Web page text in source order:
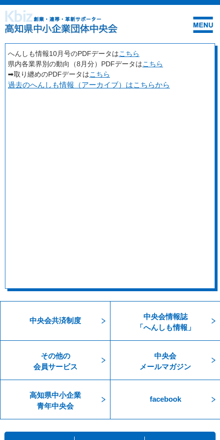
へんしも情報10月号のPDFデータはこちら
県内各業界別の動向（8月分）PDFデータはこちら
➡取り纏めのPDFデータはこちら
過去のへんしも情報（アーカイブ）はこちらから
中央会共済制度
中央会情報誌
「へんしも情報」
その他の
会員サービス
中央会
メールマガジン
高知県中小企業
青年中央会
facebook